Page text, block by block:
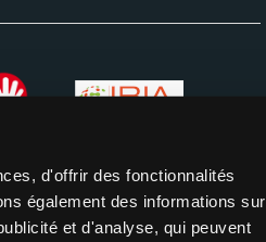
d'offrir des fonctionnalités
également des informations sur
et d'analyse, qui peuvent